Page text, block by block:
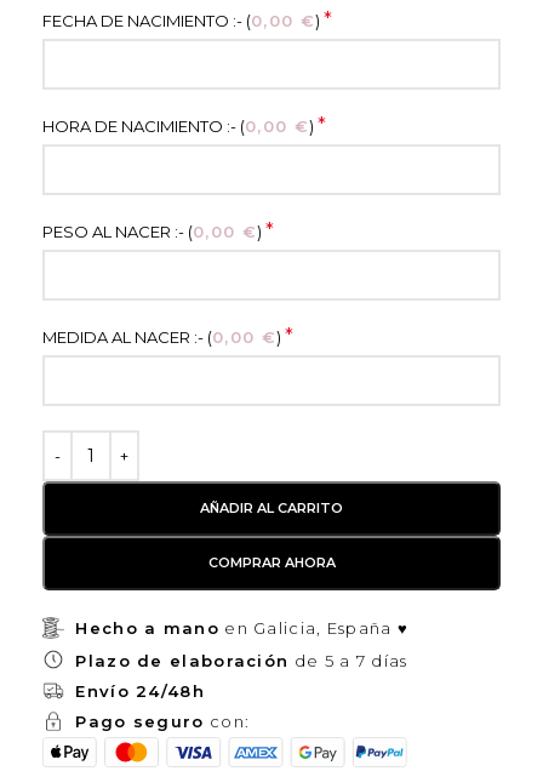
FECHA DE NACIMIENTO :- (0,00 €) *
HORA DE NACIMIENTO :- (0,00 €) *
PESO AL NACER :- (0,00 €) *
MEDIDA AL NACER :- (0,00 €) *
AÑADIR AL CARRITO
COMPRAR AHORA
Hecho a mano en Galicia, España ♥
Plazo de elaboración de 5 a 7 días
Envío 24/48h
Pago seguro con: